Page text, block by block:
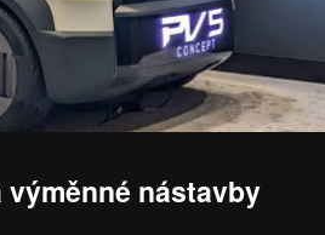
výměnné nástavby